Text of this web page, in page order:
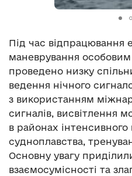
Під час відпрацювання
маневрування
проведено низку
ведення нічного
з використанням
сигналів, висвітлення
в районах інтенсивного
судноплавства,
Основну увагу
взаємосумісності та